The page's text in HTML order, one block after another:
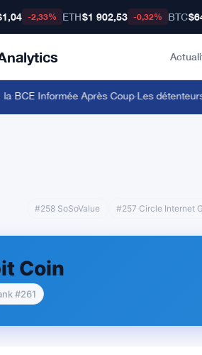
-2,33% ETH$1 902,53 -0,32% BTC
Informée Après Coup·Les détenteurs
#258 SoSoValue #257 Circle Internet
Coin
#261